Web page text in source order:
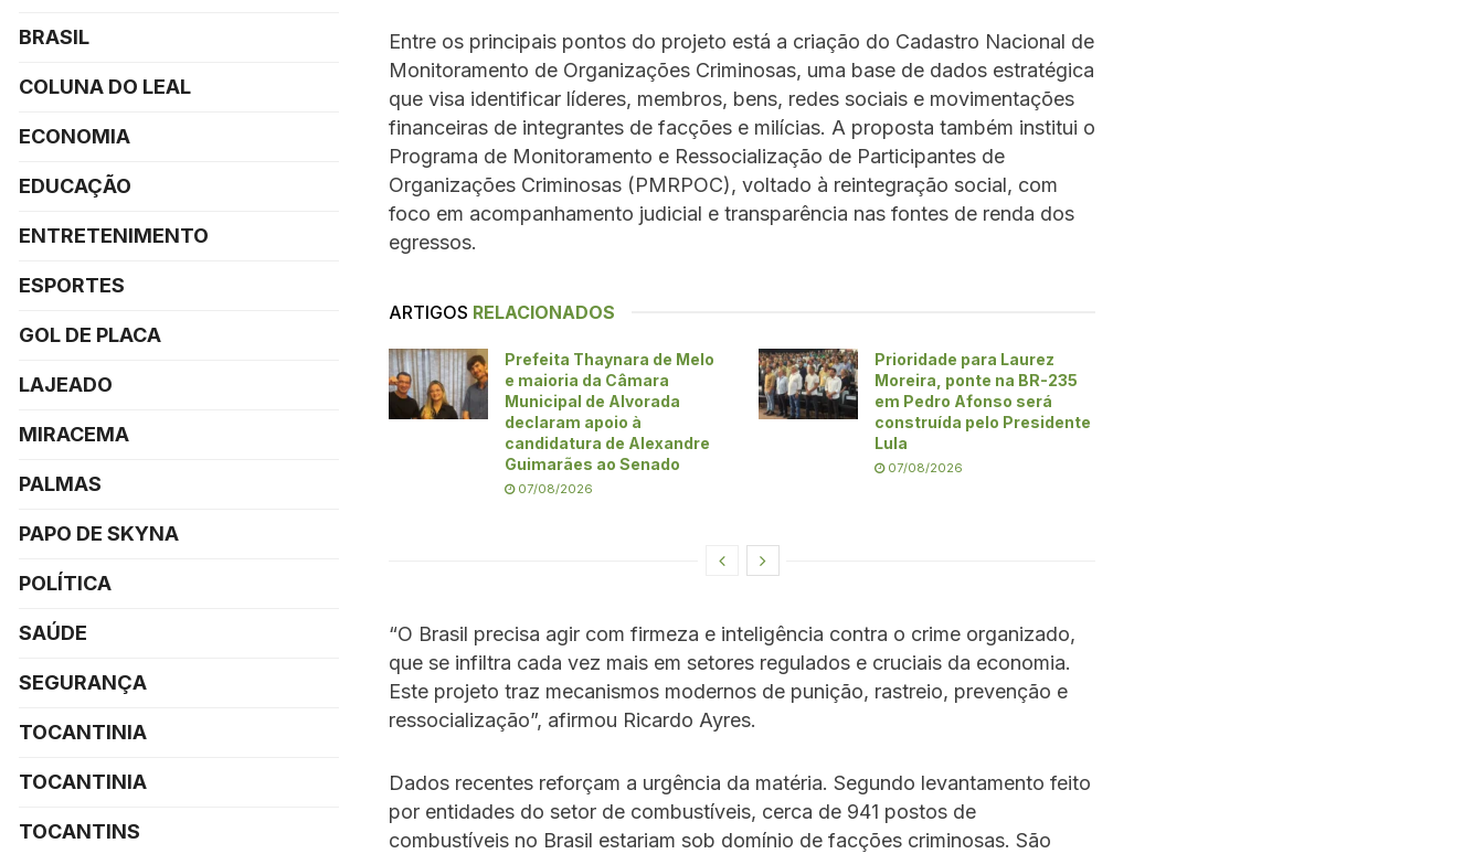
Entre os principais pontos do projeto está a criação do Cadastro Nacional de
Monitoramento de Organizações Criminosas, uma base de dados estratégica
que visa identificar líderes, membros, bens, redes sociais e movimentações
financeiras de integrantes de facções e milícias. A proposta também institui o
Programa de Monitoramento e Ressocialização de Participantes de
Organizações Criminosas (PMRPOC), voltado à reintegração social, com
foco em acompanhamento judicial e transparência nas fontes de renda dos
egressos.
ARTIGOS RELACIONADOS
Prefeita Thaynara de Melo
e maioria da Câmara
Municipal de Alvorada
declaram apoio à
candidatura de Alexandre
Guimarães ao Senado
07/08/2026
Prioridade para Laurez
Moreira, ponte na BR-235
em Pedro Afonso será
construída pelo Presidente
Lula
07/08/2026
“O Brasil precisa agir com firmeza e inteligência contra o crime organizado,
que se infiltra cada vez mais em setores regulados e cruciais da economia.
Este projeto traz mecanismos modernos de punição, rastreio, prevenção e
ressocialização”, afirmou Ricardo Ayres.
Dados recentes reforçam a urgência da matéria. Segundo levantamento feito
por entidades do setor de combustíveis, cerca de 941 postos de
combustíveis no Brasil estariam sob domínio de facções criminosas. São
BRASIL
COLUNA DO LEAL
ECONOMIA
EDUCAÇÃO
ENTRETENIMENTO
ESPORTES
GOL DE PLACA
LAJEADO
MIRACEMA
PALMAS
PAPO DE SKYNA
POLÍTICA
SAÚDE
SEGURANÇA
TOCANTINIA
TOCANTINIA
TOCANTINS